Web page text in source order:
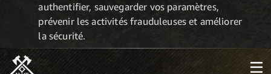
authentifier, sauvegarder vos paramètres,
prévenir les activités frauduleuses et améliorer
la sécurité.